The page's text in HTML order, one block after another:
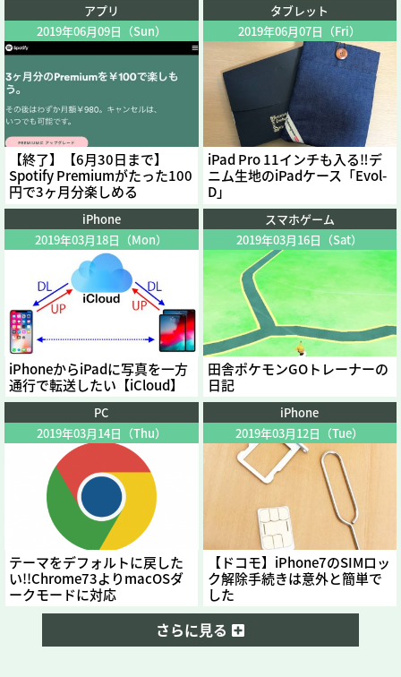
アプリ
2019年06月09日（Sun）
【終了】【6月30日まで】
Spotify Premiumがたった100
円で3ヶ月分楽しめる
タブレット
2019年06月07日（Fri）
iPad Pro 11インチも入る‼︎デ
ニム生地のiPadケース「Evol-
D」
iPhone
2019年03月18日（Mon）
iPhoneからiPadに写真を一方
通行で転送したい【iCloud】
スマホゲーム
2019年03月16日（Sat）
田舎ポケモンGOトレーナーの
日記
PC
2019年03月14日（Thu）
テーマをデフォルトに戻した
い!!Chrome73よりmacOSダ
ークモードに対応
iPhone
2019年03月12日（Tue）
【ドコモ】iPhone7のSIMロッ
ク解除手続きは意外と簡単で
した
さらに見る